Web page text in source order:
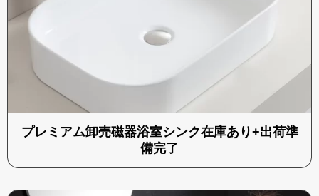
プレミアム卸売磁器浴室シンク在庫あり+出荷準
備完了